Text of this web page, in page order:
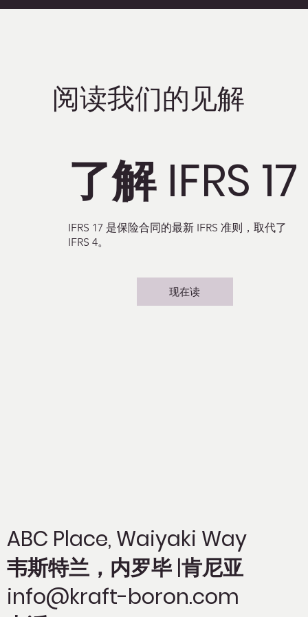
阅读我们的见解
了解 IFRS 17
IFRS 17 是保险合同的最新 IFRS 准则，取代了
IFRS 4。
现在读
ABC Place, Waiyaki Way
韦斯特兰，内罗毕 |肯尼亚
info@kraft-boron.com